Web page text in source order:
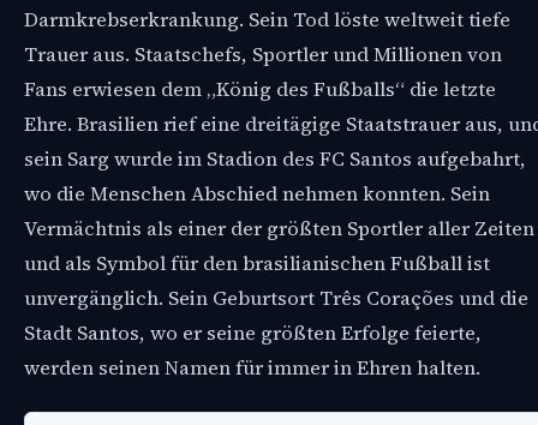
Darmkrebserkrankung. Sein Tod löste weltweit tiefe
Trauer aus. Staatschefs, Sportler und Millionen von
Fans erwiesen dem „König des Fußballs“ die letzte
Ehre. Brasilien rief eine dreitägige Staatstrauer aus,
sein Sarg wurde im Stadion des FC Santos aufgebahrt,
wo die Menschen Abschied nehmen konnten. Sein
Vermächtnis als einer der größten Sportler aller Zeiten
und als Symbol für den brasilianischen Fußball ist
unvergänglich. Sein Geburtsort Três Corações und die
Stadt Santos, wo er seine größten Erfolge feierte,
werden seinen Namen für immer in Ehren halten.